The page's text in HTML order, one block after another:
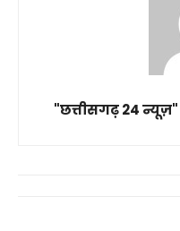
"छत्तीसगढ़ 24 न्यूज़"